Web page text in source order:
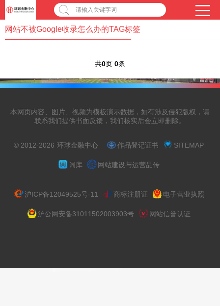
请输入关键字词
网站不被Google收录怎么办的TAG标签
共0页 0条
本网页内容、图片、视频为模板演示数据，如有涉及侵犯版权，请
联系我们提供书面反馈，我们核实后会立即删除。
© 2012-2026 环球金融中心 作品登记证书 SITEMAP
词库 网站建设与运营品传
沪ICP备12049525号-11 商标注册证 电子营业执照
沪公网安备31011502003903号 网站信誉认证